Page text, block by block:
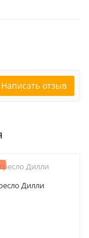
Написать отзыв
Дилли